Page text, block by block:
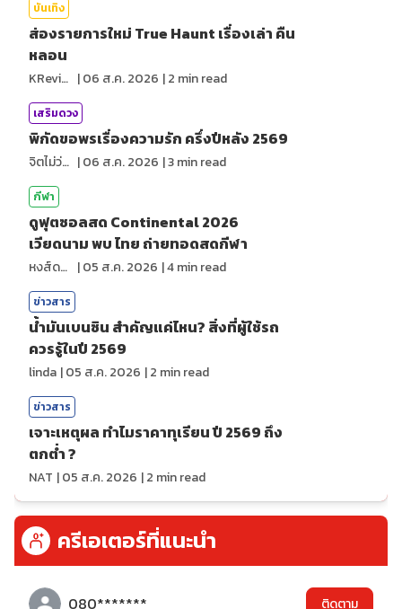
บันเทิง
ส่องรายการใหม่ True Haunt เรื่องเล่า คืน
หลอน
KReview |06 ส.ค. 2026 |2 min read
เสริมดวง
พิกัดขอพรเรื่องความรัก ครึ่งปีหลัง 2569
จิตไม่ว่าง |06 ส.ค. 2026 |3min read
กีฬา
ดูฟุตซอลสด Continental 2026
เวียดนาม พบ ไทย ถ่ายทอดสดกีฬา
หงส์ดรุณ |05 ส.ค. 2026 |4min read
ข่าวสาร
น้ำมันเบนซิน สำคัญแค่ไหน? สิ่งที่ผู้ใช้รถ
ควรรู้ในปี 2569
linda |05 ส.ค. 2026 |2 min read
ข่าวสาร
เจาะเหตุผล ทำไมราคาทุเรียน ปี 2569 ถึง
ตกต่ำ ?
NAT |05 ส.ค. 2026 |2 min read
ครีเอเตอร์ที่แนะนำ
080******* ติดตาม